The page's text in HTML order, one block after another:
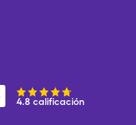
4.8 calificación